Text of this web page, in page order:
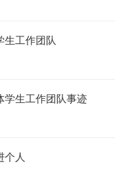
生工作团队
生工作团队事迹
个人